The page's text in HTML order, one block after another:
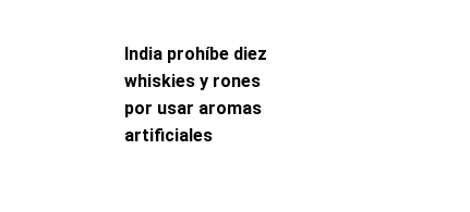
India prohíbe diez
whiskies y rones
por usar aromas
artificiales